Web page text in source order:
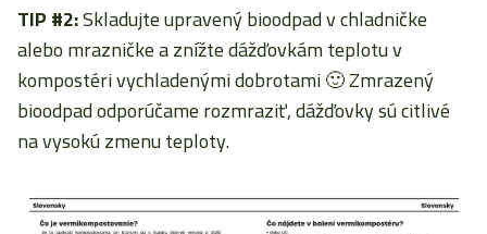
TIP #2:Skladujte upravený bioodpad v chladničke
alebo mrazničke a znížte dážďovkám teplotu v
kompostéri vychladenými dobrotami 🙂 Zmrazený
bioodpad odporúčame rozmraziť, dážďovky sú citlivé
na vysokú zmenu teploty.